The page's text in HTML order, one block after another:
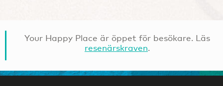
Your Happy Place är öppet för besökare. Läs
resenärskraven.